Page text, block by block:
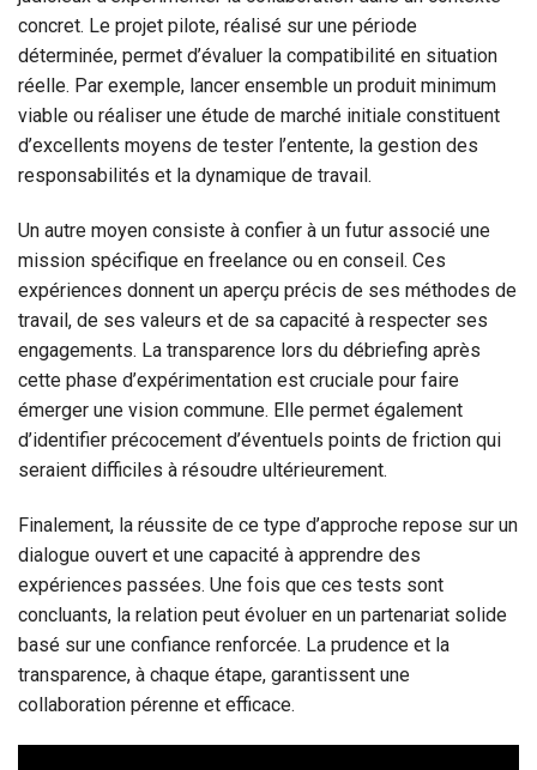
concret. Le projet pilote, réalisé sur une période
déterminée, permet d’évaluer la compatibilité en situation
réelle. Par exemple, lancer ensemble un produit minimum
viable ou réaliser une étude de marché initiale constituent
d’excellents moyens de tester l’entente, la gestion des
responsabilités et la dynamique de travail.
Un autre moyen consiste à confier à un futur associé une
mission spécifique en freelance ou en conseil. Ces
expériences donnent un aperçu précis de ses méthodes de
travail, de ses valeurs et de sa capacité à respecter ses
engagements. La transparence lors du débriefing après
cette phase d’expérimentation est cruciale pour faire
émerger une vision commune. Elle permet également
d’identifier précocement d’éventuels points de friction qui
seraient difficiles à résoudre ultérieurement.
Finalement, la réussite de ce type d’approche repose sur un
dialogue ouvert et une capacité à apprendre des
expériences passées. Une fois que ces tests sont
concluants, la relation peut évoluer en un partenariat solide
basé sur une confiance renforcée. La prudence et la
transparence, à chaque étape, garantissent une
collaboration pérenne et efficace.